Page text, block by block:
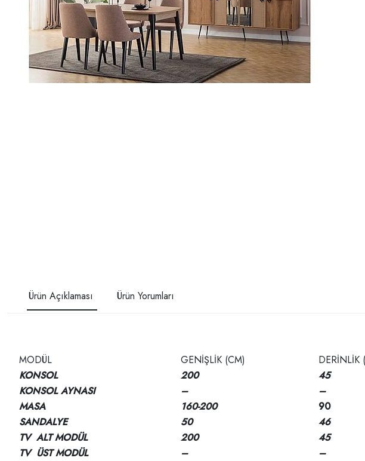
Ürün Açıklaması Ürün Yorumları
MODÜL GENİŞLİK (CM) DERİNLİK
KONSOL
200 45
KONSOL AYNASI
– –
MASA
160-200 90
SANDALYE
50 46
TV ALT MODÜL
200 45
TV ÜST MODÜL
– –